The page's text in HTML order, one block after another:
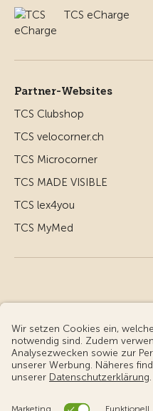
TCS eCharge
Partner-Websites
TCS Clubshop
TCS velocorner.ch
TCS Microcorner
TCS MADE VISIBLE
TCS lex4you
TCS MyMed
© Touring